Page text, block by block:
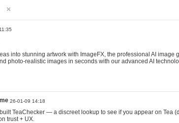
into stunning artwork with ImageFX, the professional AI image
photo-realistic images in seconds with our advanced AI
26-01-09 14:18
TeaChecker — a discreet lookup to see if you appear on Tea
trust + UX.